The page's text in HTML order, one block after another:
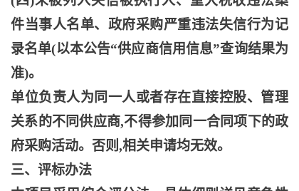
件当事人名单、政府采购严重违法失信行为记
录名单(以本公告“供应商信用信息”查询结果为
准)。
单位负责人为同一人或者存在直接控股、管理
关系的不同供应商,不得参加同一合同项下的政
府采购活动。否则,相关申请均无效。
三、评标办法